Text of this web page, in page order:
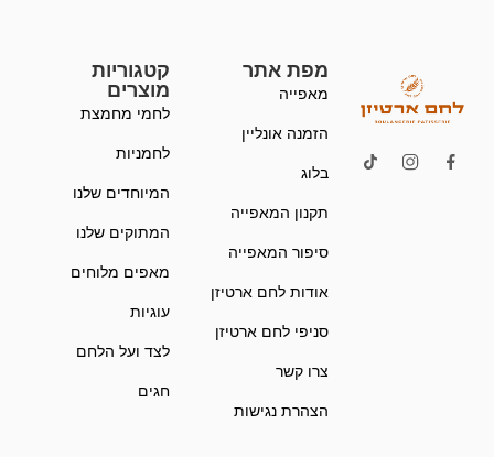
מפת אתר
מאפייה
הזמנה אונליין
בלוג
תקנון המאפייה
סיפור המאפייה
אודות לחם ארטיזן
סניפי לחם ארטיזן
צרו קשר
הצהרת נגישות
קטגוריות
מוצרים
לחמי מחמצת
לחמניות
המיוחדים שלנו
המתוקים שלנו
מאפים מלוחים
עוגיות
לצד ועל הלחם
חגים